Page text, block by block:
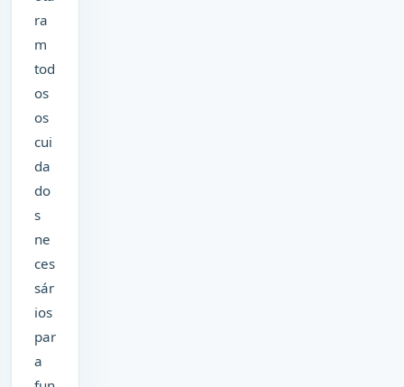
ra
m
tod
os
os
cui
da
do
s
ne
ces
sár
ios
par
a